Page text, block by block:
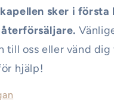
sker i första
oss eller vänd dig
hjälp!